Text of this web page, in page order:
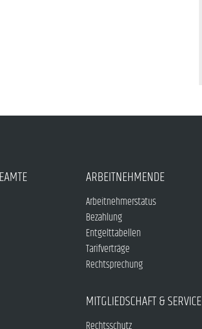
ARBEITNEHMENDE
Arbeitnehmerstatus
Bezahlung
Entgelttabellen
Tarifverträge
Rechtsprechung
MITGLIEDSCHAFT & SERVICE